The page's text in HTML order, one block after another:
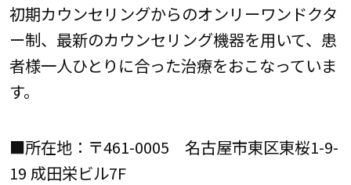
初期カウンセリングからのオンリーワンドクタ
ー制、最新のカウンセリング機器を用いて、患
者様一人ひとりに合った治療をおこなっていま
す。
■所在地：〒461-0005 名古屋市東区東桜1-9-
19 成田栄ビル7F